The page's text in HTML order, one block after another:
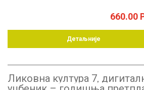
660.00
Детаљније
Ликовна култура 7,